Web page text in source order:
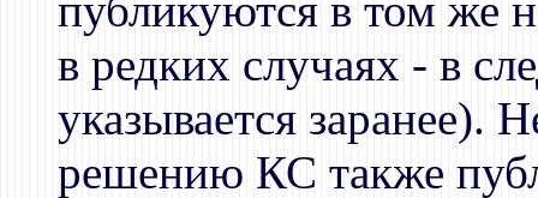
в редких случаях - в
указывается заранее).
решению КС также